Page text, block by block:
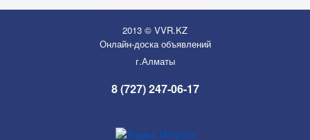
2013 © VVR.KZ
Онлайн-доска объявлений
г.Алматы
8 (727) 247-06-17